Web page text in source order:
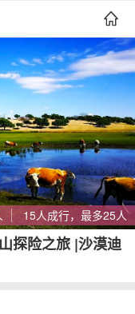

15人成行，最多25人
探险之旅 |沙漠迪